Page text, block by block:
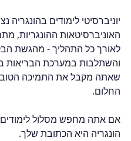
יוניברסיטי לימודים
האוניברסיטאות ההונגריות,
לאורך כל התהליך - מהגשת
והשתלבות במערכת הבריאות
שאתה מקבל את התמיכה
החלום.
אם אתה מחפש מסלול לימודים
הונגריה היא הכתובת שלך.